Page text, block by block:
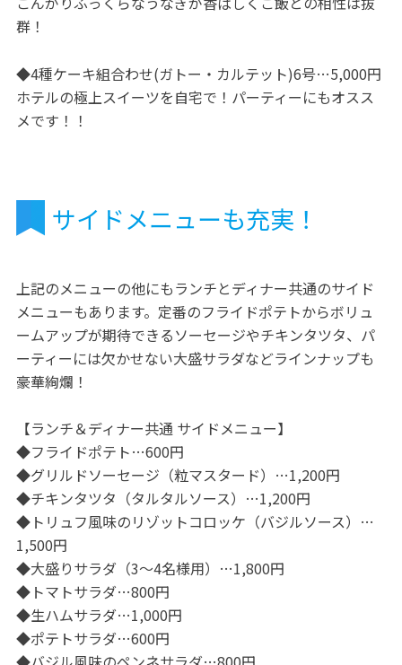
群！
◆4種ケーキ組合わせ(ガトー・カルテット)6号…5,000円
ホテルの極上スイーツを自宅で！パーティーにもオスス
メです！！
サイドメニューも充実！
上記のメニューの他にもランチとディナー共通のサイド
メニューもあります。定番のフライドポテトからボリュ
ームアップが期待できるソーセージやチキンタツタ、パ
ーティーには欠かせない大盛サラダなどラインナップも
豪華絢爛！
【ランチ＆ディナー共通 サイドメニュー】
◆フライドポテト…600円
◆グリルドソーセージ（粒マスタード）…1,200円
◆チキンタツタ（タルタルソース）…1,200円
◆トリュフ風味のリゾットコロッケ（バジルソース）…
1,500円
◆大盛りサラダ（3～4名様用）…1,800円
◆トマトサラダ…800円
◆生ハムサラダ…1,000円
◆ポテトサラダ…600円